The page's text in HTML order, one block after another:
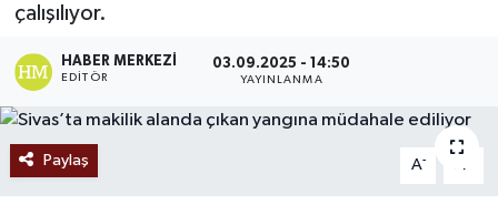
çalışılıyor.
HABER MERKEZI
EDITÖR
03.09.2025 - 14:50
YAYINLANMA
Paylaş A- A
Ekonomi